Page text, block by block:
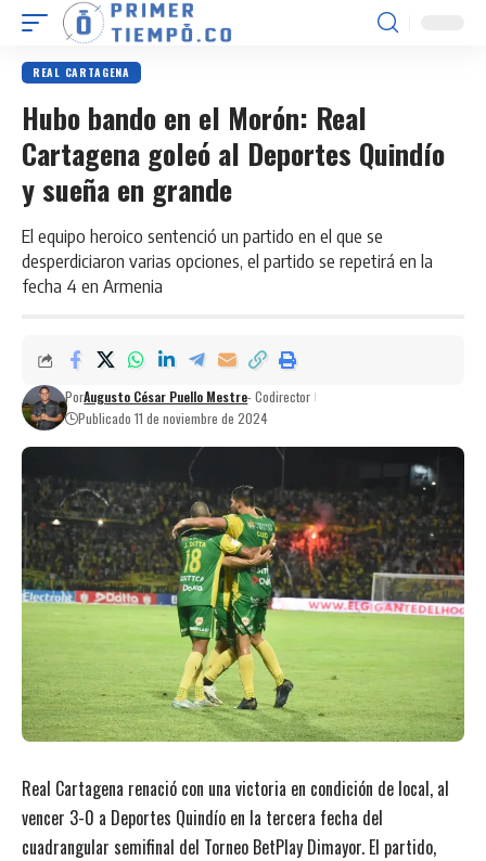
REAL CARTAGENA
Hubo bando en el Morón: Real
Cartagena goleó al Deportes Quindío
y sueña en grande
El equipo heroico sentenció un partido en el que se
desperdiciaron varias opciones, el partido se repetirá en la
fecha 4 en Armenia
PorAugusto César Puello Mestre- Codirector
Publicado 11 de noviembre de 2024
Real Cartagena renació con una victoria en condición de local, al
vencer 3-0 a Deportes Quindío en la tercera fecha del
cuadrangular semifinal del Torneo BetPlay Dimayor. El partido,